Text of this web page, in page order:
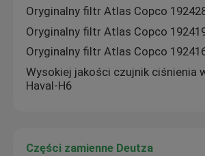
Oryginalny filtr Atlas Copco
Oryginalny filtr Atlas Copco
Oryginalny filtr Atlas Copco
Wysokiej jakości czujnik ciśnienia
Haval-H6
Części zamienne Deutza